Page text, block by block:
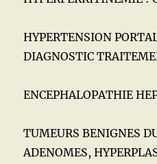
HYPERTENSION
DIAGNOSTIC
ENCEPHALOPATHIE
TUMEURS BENIGNES
ADENOMES,